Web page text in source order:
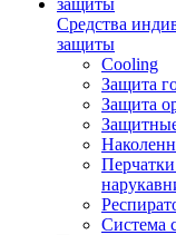
Средства
защиты
Cooling
Защита
Защита
Система